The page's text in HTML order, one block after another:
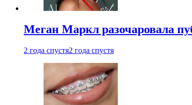
Меган Маркл разочаровала
2 года спустя2 года спустя